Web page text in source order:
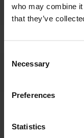
who may combine
that they’ve
Selection
Necessary
Preferences
Statistics
del pneumatico
sinistro %
Profondità del
Dimensione pneumatico
Dimensione del